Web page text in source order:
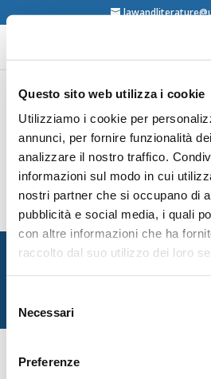
Questo sito web utilizza i cookie
Utilizziamo i cookie per
annunci, per fornire funzionalità
analizzare il nostro traffico.
informazioni sul modo in cui
nostri partner che si occupano di
pubblicità e social media, i quali
con altre informazioni che ha
raccolto dal suo utilizzo dei loro
delNecessari
Preferenze
Alicia E. C. Ruiz, Jorge E.
Maria Corcova, La letra y la
derecho y literatura,
Derechos Humanos de la
2014
contents
Italian Society for Law